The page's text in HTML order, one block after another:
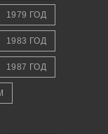
1979 ГОД
1983 ГОД
1987 ГОД